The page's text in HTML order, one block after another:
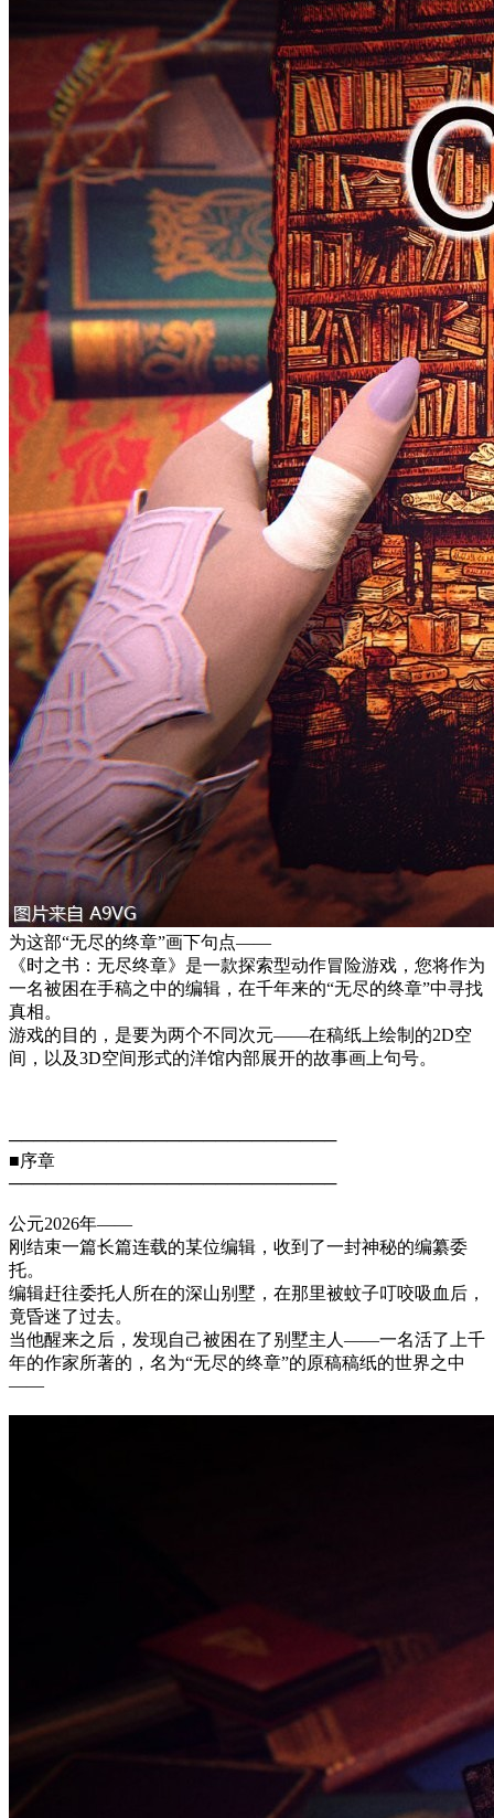
为这部“无尽的终章”画下句点——
《时之书：无尽终章》是一款探索型动作冒险游戏，您将作为
一名被困在手稿之中的编辑，在千年来的“无尽的终章”中寻找
真相。
游戏的目的，是要为两个不同次元——在稿纸上绘制的2D空
间，以及3D空间形式的洋馆内部展开的故事画上句号。
───────────────────────────
■序章
───────────────────────────
公元2026年——
刚结束一篇长篇连载的某位编辑，收到了一封神秘的编纂委
托。
编辑赶往委托人所在的深山别墅，在那里被蚊子叮咬吸血后，
竟昏迷了过去。
当他醒来之后，发现自己被困在了别墅主人——一名活了上千
年的作家所著的，名为“无尽的终章”的原稿稿纸的世界之中
——